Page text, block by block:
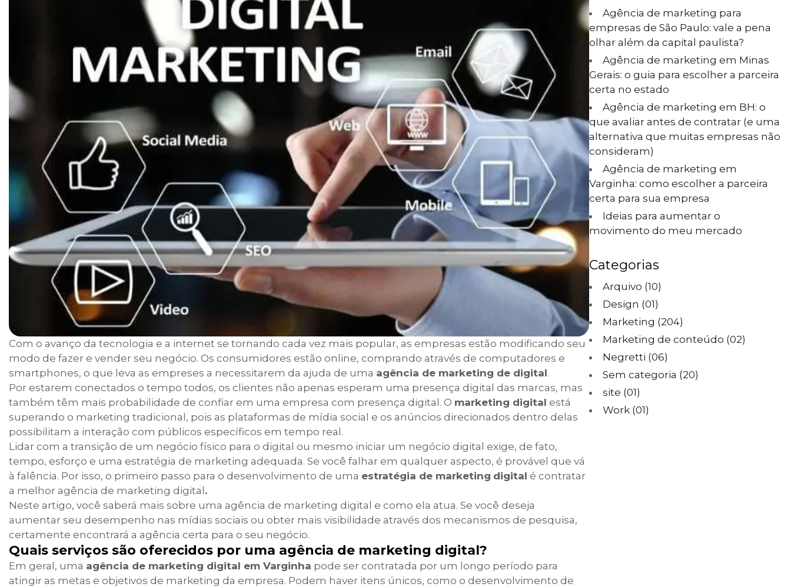
Com o avanço da tecnologia e a internet se tornando cada vez mais popular, as empresas estão modificando seu
modo de fazer e vender seu negócio. Os consumidores estão online, comprando através de computadores e
smartphones, o que leva as empreses a necessitarem da ajuda de uma agência de marketing de digital.
Por estarem conectados o tempo todos, os clientes não apenas esperam uma presença digital das marcas, mas
também têm mais probabilidade de confiar em uma empresa com presença digital. O marketing digital está
superando o marketing tradicional, pois as plataformas de mídia social e os anúncios direcionados dentro delas
possibilitam a interação com públicos específicos em tempo real.
Lidar com a transição de um negócio físico para o digital ou mesmo iniciar um negócio digital exige, de fato,
tempo, esforço e uma estratégia de marketing adequada. Se você falhar em qualquer aspecto, é provável que vá
à falência. Por isso, o primeiro passo para o desenvolvimento de uma estratégia de marketing digital é contratar
a melhor agência de marketing digital .
Neste artigo, você saberá mais sobre uma agência de marketing digital e como ela atua. Se você deseja
aumentar seu desempenho nas mídias sociais ou obter mais visibilidade através dos mecanismos de pesquisa,
certamente encontrará a agência certa para o seu negócio.
Quais serviços são oferecidos por uma agência de marketing digital?
Em geral, uma agência de marketing digital em Varginha pode ser contratada por um longo período para
atingir as metas e objetivos de marketing da empresa. Podem haver itens únicos, como o desenvolvimento de
Agência de marketing para
empresas de São Paulo: vale a pena
olhar além da capital paulista?
Agência de marketing em Minas
Gerais: o guia para escolher a parceira
certa no estado
Agência de marketing em BH: o
que avaliar antes de contratar (e uma
alternativa que muitas empresas não
consideram)
Agência de marketing em
Varginha: como escolher a parceira
certa para sua empresa
Ideias para aumentar o
movimento do meu mercado
Categorias
Arquivo (10)
Design (01)
Marketing (204)
Marketing de conteúdo (02)
Negretti (06)
Sem categoria (20)
site (01)
Work (01)